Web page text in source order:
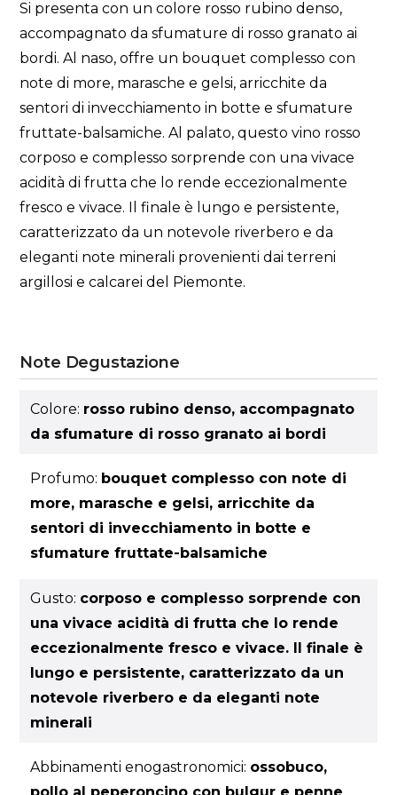
Si presenta con un colore rosso rubino denso,
accompagnato da sfumature di rosso granato ai
bordi. Al naso, offre un bouquet complesso con
note di more, marasche e gelsi, arricchite da
sentori di invecchiamento in botte e sfumature
fruttate-balsamiche. Al palato, questo vino rosso
corposo e complesso sorprende con una vivace
acidità di frutta che lo rende eccezionalmente
fresco e vivace. Il finale è lungo e persistente,
caratterizzato da un notevole riverbero e da
eleganti note minerali provenienti dai terreni
argillosi e calcarei del Piemonte.
Note Degustazione
Colore: rosso rubino denso, accompagnato
da sfumature di rosso granato ai bordi
Profumo: bouquet complesso con note di
more, marasche e gelsi, arricchite da
sentori di invecchiamento in botte e
sfumature fruttate-balsamiche
Gusto: corposo e complesso sorprende con
una vivace acidità di frutta che lo rende
eccezionalmente fresco e vivace. Il finale è
lungo e persistente, caratterizzato da un
notevole riverbero e da eleganti note
minerali
Abbinamenti enogastronomici: ossobuco,
pollo al peperoncino con bulgur e penne